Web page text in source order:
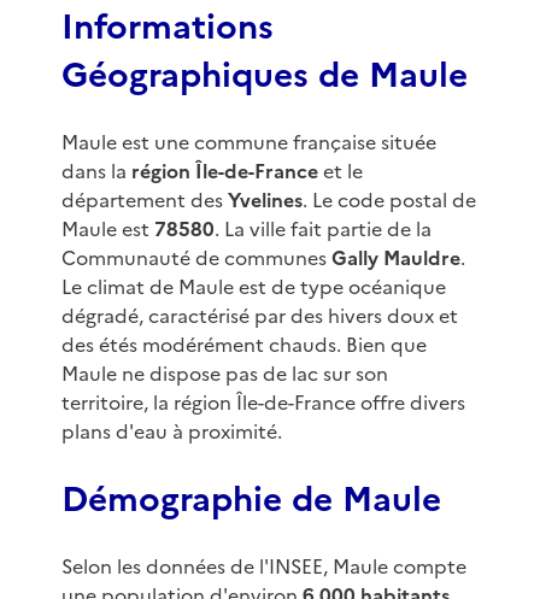
Informations
Géographiques de Maule
Maule est une commune française située
dans la région Île-de-Franceet le
département desYvelines. Le code postal de
Maule est 78580. La ville fait partie de la
Communauté de communesGally Mauldre.
Le climat de Maule est de type océanique
dégradé, caractérisé par des hivers doux et
des étés modérément chauds. Bien que
Maule ne dispose pas de lac sur son
territoire, la région Île-de-France offre divers
plans d'eau à proximité.
Démographie de Maule
Selon les données de l'INSEE, Maule compte